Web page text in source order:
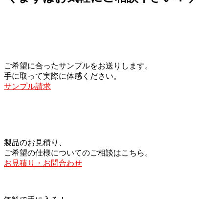
ご希望に合ったサンプルをお送りします。
手に取って実際に体感ください。
サンプル請求
製品のお見積り、
ご希望の仕様についてのご相談はこちら。
お見積り・お問合わせ